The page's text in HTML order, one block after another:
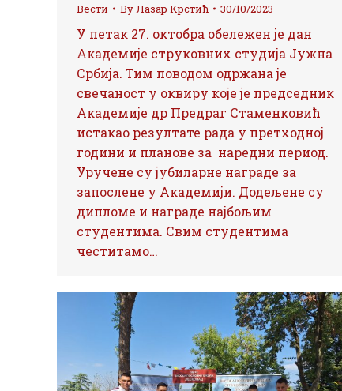
Вести ByЛазар Крстић 30/10/2023
У петак 27. октобра обележен је дан
Академије струковних студија Јужна
Србија. Тим поводом одржана је
свечаност у оквиру које је председник
Академије др Предраг Стаменковић
истакао резултате рада у претходној
години и планове за наредни период.
Уручене су јубиларне награде за
запослене у Академији. Додељене су
дипломе и награде најбољим
студентима. Свим студентима
честитамо…